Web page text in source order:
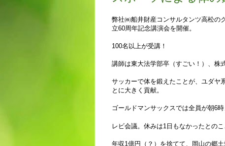
弊社㈱船井財産コンサルタンツ高松の
立60周年記念講演会を開催。
100名以上が受講！
講師は東大法学部卒（すごい！）、株
サッカーで体を鍛えたことが、ユダヤ
とに大きく貢献。
ゴールドマンサックスでは全員が朝6
レビ会議。休みは1日もなかったとの
年収1億円（？）を捨てて、岡山の郷